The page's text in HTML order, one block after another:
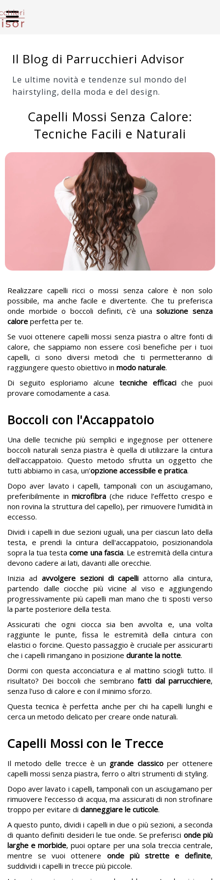
Il Blog di Parrucchieri Advisor
Le ultime novità e tendenze sul mondo del
hairstyling, della moda e del design.
Capelli Mossi Senza Calore:
Tecniche Facili e Naturali
Realizzare capelli ricci o mossi senza calore è non solo
possibile, ma anche facile e divertente. Che tu preferisca
onde morbide o boccoli definiti, c'è una soluzione senza
calore perfetta per te.
Se vuoi ottenere capelli mossi senza piastra o altre fonti di
calore, che sappiamo non essere così benefiche per i tuoi
capelli, ci sono diversi metodi che ti permetteranno di
raggiungere questo obiettivo in modo naturale.
Di seguito esploriamo alcunetecniche efficaciche puoi
provare comodamente a casa.
Boccoli con l'Accappatoio
Una delle tecniche più semplici e ingegnose per ottenere
boccoli naturali senza piastra è quella di utilizzare la cintura
dell'accappatoio. Questo metodo sfrutta un oggetto che
tutti abbiamo in casa, un’opzione accessibile e pratica.
Dopo aver lavato i capelli, tamponali con un asciugamano,
preferibilmente inmicrofibra (che riduce l’effetto crespo e
non rovina la struttura del capello), per rimuovere l'umidità in
eccesso.
Dividi i capelli in due sezioni uguali, una per ciascun lato della
testa, e prendi la cintura dell'accappatoio, posizionandola
sopra la tua testa come una fascia. Le estremità della cintura
devono cadere ai lati, davanti alle orecchie.
Inizia ad avvolgere sezioni di capelliattorno alla cintura,
partendo dalle ciocche più vicine al viso e aggiungendo
progressivamente più capelli man mano che ti sposti verso
la parte posteriore della testa.
Assicurati che ogni ciocca sia ben avvolta e, una volta
raggiunte le punte, fissa le estremità della cintura con
elastici o forcine. Questo passaggio è cruciale per assicurarti
che i capelli rimangano in posizione durante la notte.
Dormi con questa acconciatura e al mattino sciogli tutto. Il
risultato? Dei boccoli che sembrano fatti dal parrucchiere,
senza l'uso di calore e con il minimo sforzo.
Questa tecnica è perfetta anche per chi ha capelli lunghi e
cerca un metodo delicato per creare onde naturali.
Capelli Mossi con le Trecce
Il metodo delle trecce è un grande classicoper ottenere
capelli mossi senza piastra, ferro o altri strumenti di styling.
Dopo aver lavato i capelli, tamponali con un asciugamano per
rimuovere l’eccesso di acqua, ma assicurati di non strofinare
troppo per evitare di danneggiare le cuticole.
A questo punto, dividi i capelli in due o più sezioni, a seconda
di quanto definiti desideri le tue onde. Se preferisci onde più
larghe e morbide, puoi optare per una sola treccia centrale,
mentre se vuoi ottenere onde più strette e definite,
suddividi i capelli in trecce più piccole.